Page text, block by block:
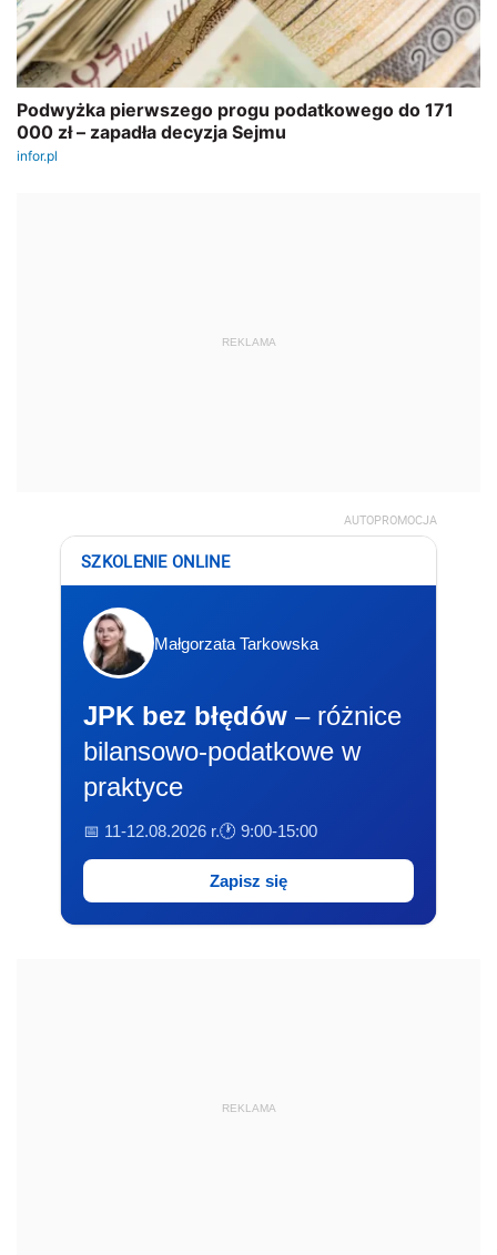
REKLAMA
AUTOPROMOCJA
SZKOLENIE ONLINE
Małgorzata Tarkowska
JPK bez błędów – różnice
bilansowo-podatkowe w
praktyce
📅 11-12.08.2026 r.🕐 9:00-15:00
Zapisz się
REKLAMA